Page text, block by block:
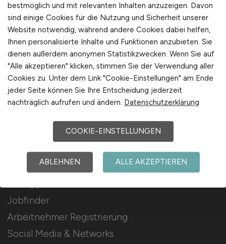
Für Arbeitnehmer
Jobfinder
Arbeitnehmer Registrierung
Social Media & Networks
Für Arbeitgeber
Stellenanzeigen schalten
Mediadaten & Konditionen
Arbeitgeber Seite
Arbeitgeber Kontakt
Karrierenetzwerk
bestmöglich und mit relevanten Inhalten anzuzeigen. Davon
sind einige Cookies für die Nutzung und Sicherheit unserer
Website notwendig, während andere Cookies dabei helfen,
Ihnen personalisierte Inhalte und Funktionen anzubieten. Sie
dienen außerdem anonymen Statistikzwecken. Wenn Sie auf
"Alle akzeptieren" klicken, stimmen Sie der Verwendung aller
Cookies zu. Unter dem Link "Cookie-Einstellungen" am Ende
jeder Seite können Sie Ihre Entscheidung jederzeit
nachträglich aufrufen und ändern. Datenschutzerklärung
COOKIE-EINSTELLUNGEN
ABLEHNEN ALLE AKZEPTIEREN